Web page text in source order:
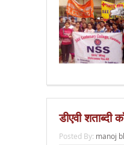
डीएवी
Posted By: manoj